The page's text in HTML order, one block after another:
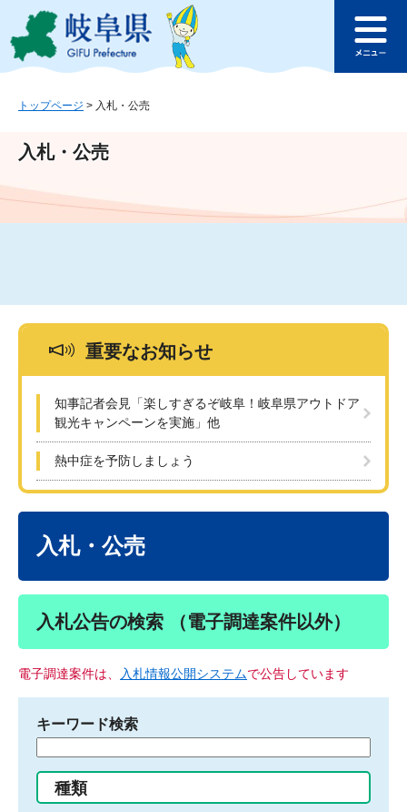
ジ
ュ
文
このページの本文へ
ュ
トップページ > 入札・公売
入札・公売
重要なお知らせ
知事記者会見「楽しすぎるぞ岐阜！岐阜県アウトドア
観光キャンペーンを実施」他
熱中症を予防しましょう
入札・公売
入札公告の検索 （電子調達案件以外）
電子調達案件は、 入札情報公開システムで公告しています
キーワード検索
る
種類